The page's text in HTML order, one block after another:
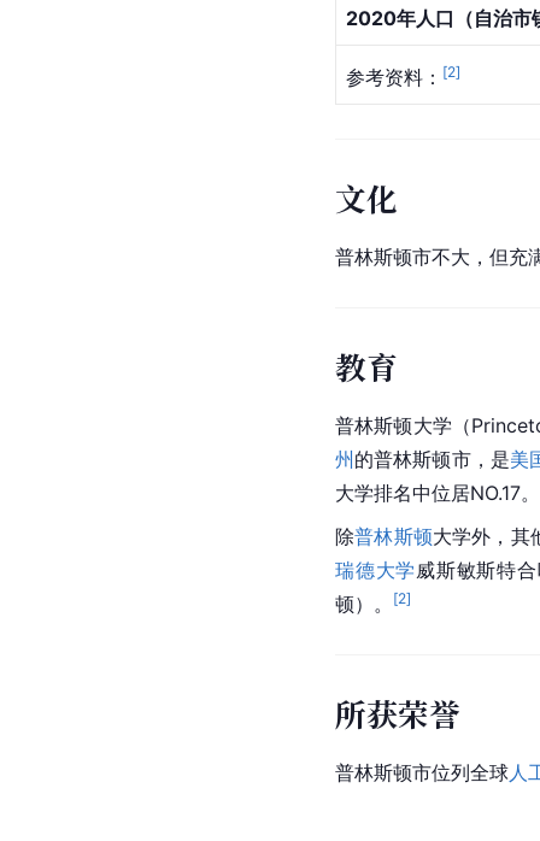
2020年人口（自治市
参考资料： [2]
文化
普林斯顿市不大，但充
教育
普林斯顿大学（
州的普林斯顿市，是美
大学排名中位居NO.17。
除普林斯顿大学外，其
瑞德大学 威斯敏斯特
顿）。
[2]
所获荣誉
普林斯顿市位列全球人